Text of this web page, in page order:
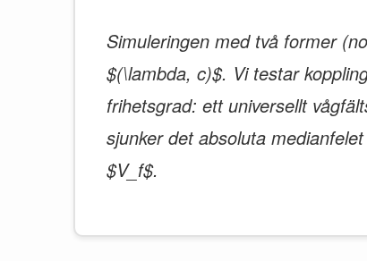
Simuleringen med två former
$(\lambda, c)$. Vi testar
frihetsgrad: ett universellt
sjunker det absoluta
$V_f$.